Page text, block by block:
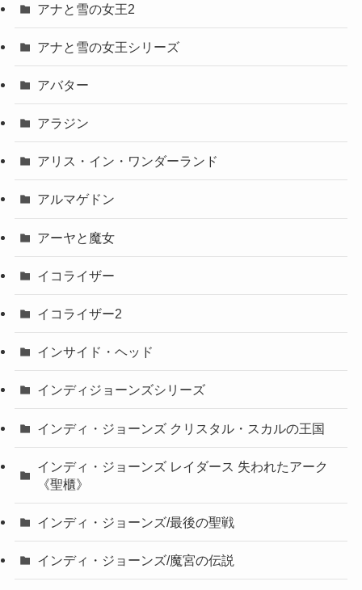
アナと雪の女王2
アナと雪の女王シリーズ
アバター
アラジン
アリス・イン・ワンダーランド
アルマゲドン
アーヤと魔女
イコライザー
イコライザー2
インサイド・ヘッド
インディジョーンズシリーズ
インディ・ジョーンズ クリスタル・スカルの王国
インディ・ジョーンズ レイダース 失われたアーク
《聖櫃》
インディ・ジョーンズ/最後の聖戦
インディ・ジョーンズ/魔宮の伝説